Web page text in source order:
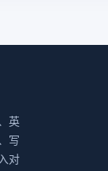
英
写
对